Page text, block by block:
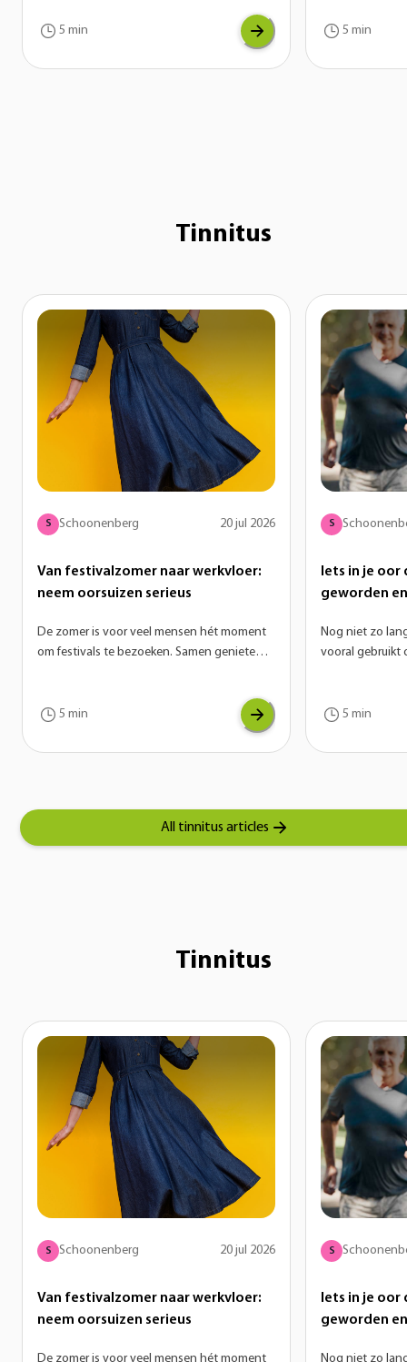
vaak nog lang hangen, maar dat geldt soms
helaas ook voor een ander geluid: een piep
of ruis in de oren.
5 min
niet enkel
online
5 min
Tinnitus
S Schoonenberg 20 jul 2026
Van festivalzomer naar werkvloer:
neem oorsuizen serieus
De zomer is voor veel mensen hét moment
om festivals te bezoeken. Samen genieten
vaak nog lang hangen, maar dat geldt soms
helaas ook voor een ander geluid: een piep
of ruis in de oren.
5 min
S
Iets in je
geworden
Nog niet zo
vooral gebruikt
niet enkel
online
5 min
All tinnitus articles
Tinnitus
S Schoonenberg 20 jul 2026
Van festivalzomer naar werkvloer:
neem oorsuizen serieus
De zomer is voor veel mensen hét moment
S
Iets in je oor
geworden
Nog niet zo